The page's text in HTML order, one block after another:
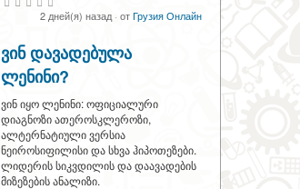
2 дней(я) назад · отГрузия Онлайн
ვინ დავადებულა
ლენინი?
ვინ იყო ლენინი: ოფიციალური
დიაგნოზი ათეროსკლეროზი,
ალტერნატიული ვერსია
ნეიროსიფილისი და სხვა ჰიპოთეზები.
ლიდერის სიკვდილის და დაავადების
მიზეზების ანალიზი.